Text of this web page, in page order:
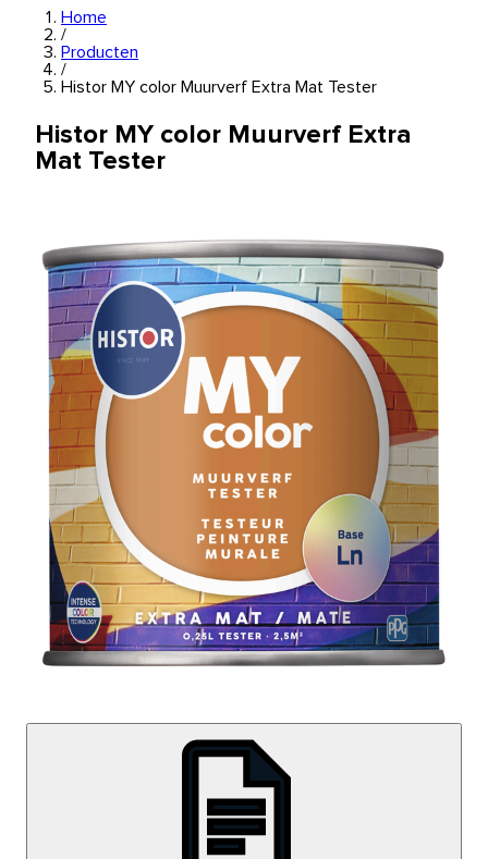
Home
/
Producten
/
Histor MY color Muurverf Extra Mat Tester
Histor MY color Muurverf Extra
Mat Tester